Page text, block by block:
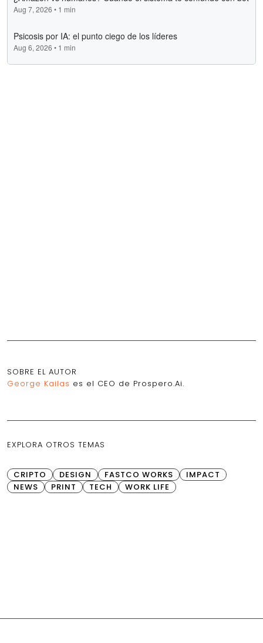
SOBRE EL AUTOR
George Kailas es el CEO de Prospero.Ai.
EXPLORA OTROS TEMAS
CRIPTO DESIGN FASTCO WORKS
IMPACT
NEWS
PRINT TECH WORK LIFE